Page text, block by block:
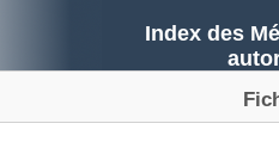
Index des